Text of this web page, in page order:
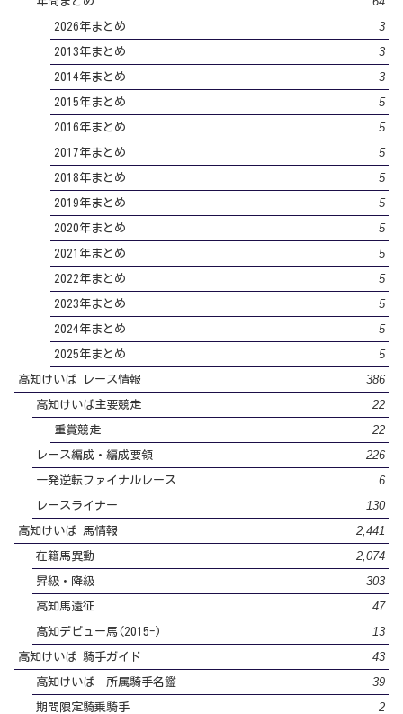
2026年まとめ 3
2013年まとめ 3
2014年まとめ 3
2015年まとめ 5
2016年まとめ 5
2017年まとめ 5
2018年まとめ 5
2019年まとめ 5
2020年まとめ 5
2021年まとめ 5
2022年まとめ 5
2023年まとめ 5
2024年まとめ 5
2025年まとめ 5
高知けいば レース情報 386
高知けいば主要競走 22
重賞競走 22
レース編成・編成要領 226
一発逆転ファイナルレース 6
レースライナー 130
高知けいば 馬情報 2,441
在籍馬異動 2,074
昇級・降級 303
高知馬遠征 47
高知デビュー馬(2015-) 13
高知けいば 騎手ガイド 43
高知けいば 所属騎手名鑑 39
期間限定騎乗騎手 2